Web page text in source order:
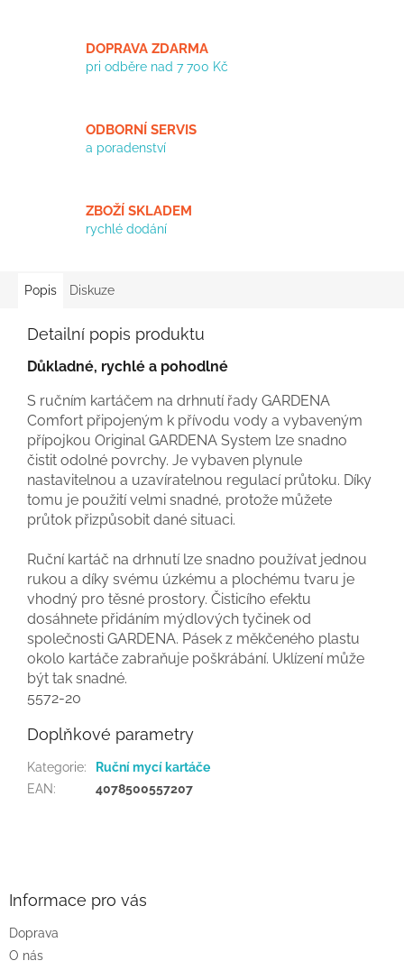
DOPRAVA ZDARMA
pri odběre nad 7 700 Kč
ODBORNÍ SERVIS
a poradenství
ZBOŽÍ SKLADEM
rychlé dodání
Popis Diskuze
Detailní popis produktu
Důkladné, rychlé a pohodlné
S ručním kartáčem na drhnutí řady GARDENA
Comfort připojeným k přívodu vody a vybaveným
přípojkou Original GARDENA System lze snadno
čistit odolné povrchy. Je vybaven plynule
nastavitelnou a uzavíratelnou regulací průtoku. Díky
tomu je použití velmi snadné, protože můžete
průtok přizpůsobit dané situaci.
Ruční kartáč na drhnutí lze snadno používat jednou
rukou a díky svému úzkému a plochému tvaru je
vhodný pro těsné prostory. Čisticího efektu
dosáhnete přidáním mýdlových tyčinek od
společnosti GARDENA. Pásek z měkčeného plastu
okolo kartáče zabraňuje poškrábání. Uklízení může
být tak snadné.
5572-20
Doplňkové parametry
Kategorie:
Ruční mycí kartáče
EAN: 4078500557207
Informace pro vás
Doprava
O nás